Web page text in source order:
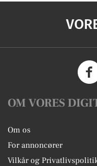
OM VORES
Om os
For annoncører
Vilkår og